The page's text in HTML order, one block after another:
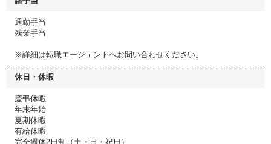
通勤手当
残業手当
※詳細は転職エージェントへお問い合わせください。
休日・休暇
慶弔休暇
年末年始
夏期休暇
有給休暇
完全週休2日制（土・日・祝日）